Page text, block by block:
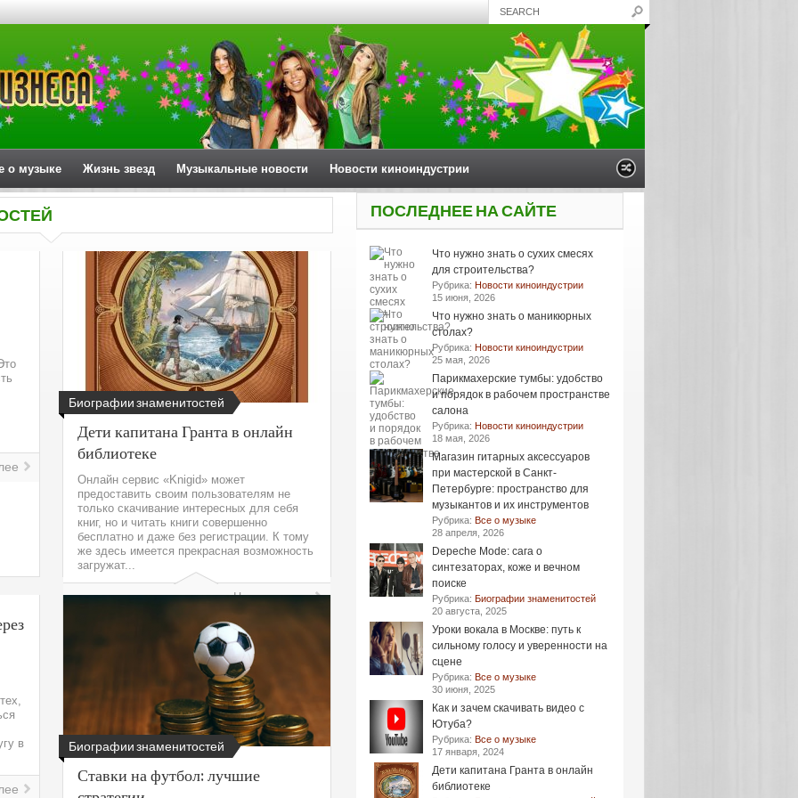
о музыке Жизнь звезд Музыкальные новости Новости киноиндустрии
Биографии знаменитостей
Дети капитана Гранта в онлайн
библиотеке
Онлайн сервис «Knigid» может
предоставить своим пользователям не
только скачивание интересных для себя
книг, но и читать книги совершенно
бесплатно и даже без регистрации. К тому
же здесь имеется прекрасная возможность
загружат...
Читать далее
в
Биографии знаменитостей
Ставки на футбол: лучшие
ПОСЛЕДНЕЕ НА САЙТЕ
Что нужно знать о сухих смесях
для строительства?
Рубрика: Новости киноиндустрии
15 июня, 2026
Что нужно знать о маникюрных
столах?
Рубрика: Новости киноиндустрии
25 мая, 2026
Парикмахерские тумбы: удобство
и порядок в рабочем пространстве
салона
Рубрика: Новости киноиндустрии
18 мая, 2026
Магазин гитарных аксессуаров
при мастерской в Санкт-
Петербурге: пространство для
музыкантов и их инструментов
Рубрика: Все о музыке
28 апреля, 2026
Depeche Mode: сага о
синтезаторах, коже и вечном
поиске
Рубрика: Биографии знаменитостей
20 августа, 2025
Уроки вокала в Москве: путь к
сильному голосу и уверенности на
сцене
Рубрика: Все о музыке
30 июня, 2025
Как и зачем скачивать видео с
Ютуба?
Рубрика: Все о музыке
17 января, 2024
Дети капитана Гранта в онлайн
библиотеке